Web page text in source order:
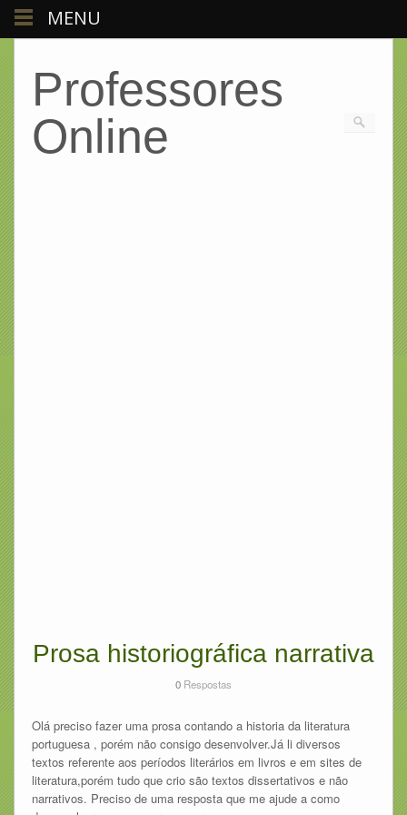
Professores
Online
Prosa historiográfica narrativa
0 Respostas
Olá preciso fazer uma prosa contando a historia da literatura
portuguesa , porém não consigo desenvolver.Já li diversos
textos referente aos períodos literários em livros e em sites de
literatura,porém tudo que crio são textos dissertativos e não
narrativos. Preciso de uma resposta que me ajude a como
MENU